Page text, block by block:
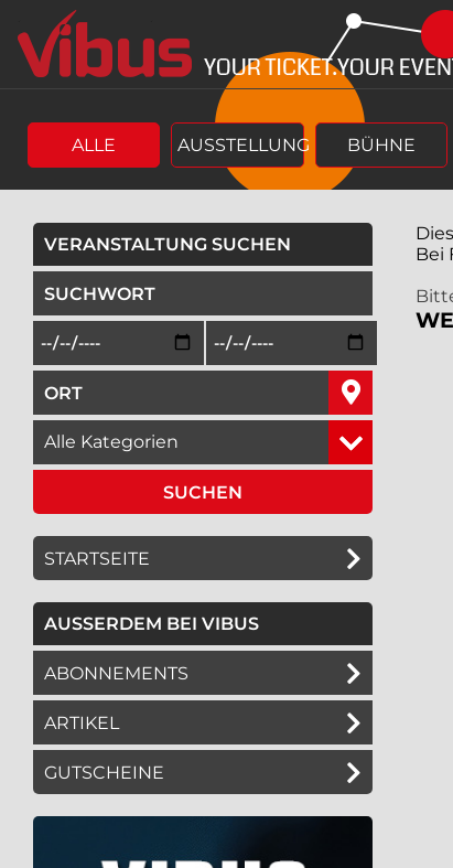
Springe
zum
Hauptinhalt
zum
Menü
ALLE AUSSTELLUNG BÜHNE
VERANSTALTUNG SUCHEN
Beginn des Suchzeitraums in der Form Tag,
Ende des Suchzeitraums
geben Sie den Ort ein, in dem Sie suchen wollen,
wählen Sie eine Veranstaltungskategorie aus,
STARTSEITE
AUSSERDEM BEI VIBUS
ABONNEMENTS
ARTIKEL
GUTSCHEINE
Bei